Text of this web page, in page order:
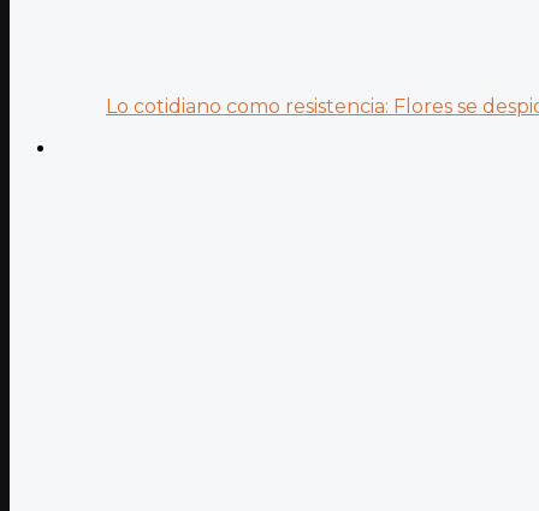
Lo cotidiano como resistencia: Flores se